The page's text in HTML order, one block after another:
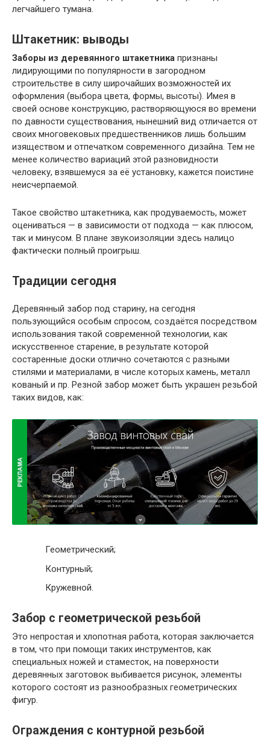
легчайшего тумана.
Штакетник: выводы
Заборы из деревянного штакетника признаны
лидирующими по популярности в загородном
строительстве в силу широчайших возможностей их
оформления (выбора цвета, формы, высоты). Имея в
своей основе конструкцию, растворяющуюся во времени
по давности существования, нынешний вид отличается от
своих многовековых предшественников лишь большим
изяществом и отпечатком современного дизайна. Тем не
менее количество вариаций этой разновидности
человеку, взявшемуся за её установку, кажется поистине
неисчерпаемой.
Такое свойство штакетника, как продуваемость, может
оцениваться — в зависимости от подхода — как плюсом,
так и минусом. В плане звукоизоляции здесь налицо
фактически полный проигрыш.
Традиции сегодня
Деревянный забор под старину, на сегодня
пользующийся особым спросом, создаётся посредством
использования такой современной технологии, как
искусственное старение, в результате которой
состаренные доски отлично сочетаются с разными
стилями и материалами, в числе которых камень, металл
кованый и пр. Резной забор может быть украшен резьбой
таких видов, как:
Геометрический;
Контурный;
Кружевной.
Забор с геометрической резьбой
Это непростая и хлопотная работа, которая заключается
в том, что при помощи таких инструментов, как
специальных ножей и стаместок, на поверхности
деревянных заготовок выбивается рисунок, элементы
которого состоят из разнообразных геометрических
фигур.
Ограждения с контурной резьбой